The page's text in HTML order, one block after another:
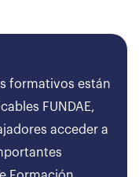
formativos están
FUNDAE,
acceder a